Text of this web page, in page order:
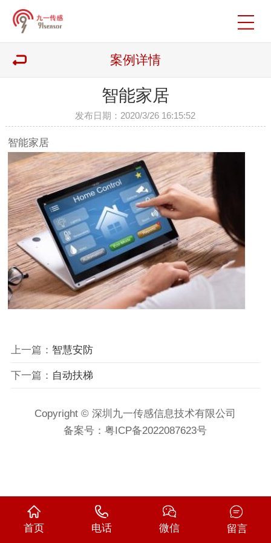
案例详情
智能家居
发布日期：2020/3/26 16:15:52
智能家居
上一篇： 智慧安防
下一篇： 自动扶梯
Copyright © 深圳九一传感信息技术有限公司
备案号：粤ICP备2022087623号
首页 电话 微信 留言